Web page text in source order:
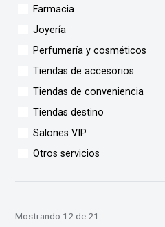
Farmacia
Joyería
Perfumería y cosméticos
Tiendas de accesorios
Tiendas de conveniencia
Tiendas destino
Salones VIP
Otros servicios
Mostrando 12 de 21